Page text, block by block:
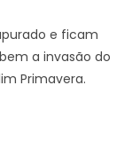
e ficam
a invasão do
Primavera.